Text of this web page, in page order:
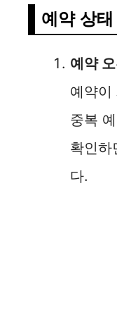
예약 상
예약
예약이
중복
확인하
다.